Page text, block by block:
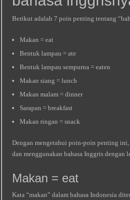
Berikut adalah 7 poin penting tentang
Makan = eat
Bentuk lampau = ate
Bentuk lampau sempurna = eaten
Makan siang = lunch
Makan malam = dinner
Sarapan = breakfast
Makan ringan = snack
Dengan mengetahui poin-poin penting ini,
dan menggunakan bahasa Inggris dengan
Makan = eat
Kata “makan” dalam bahasa Indonesia